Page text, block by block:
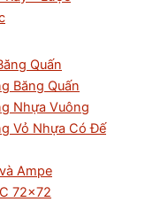
Quấn
Băng Quấn
Nhựa Vuông
Vỏ Nhựa Có Đế
Ampe
72×72